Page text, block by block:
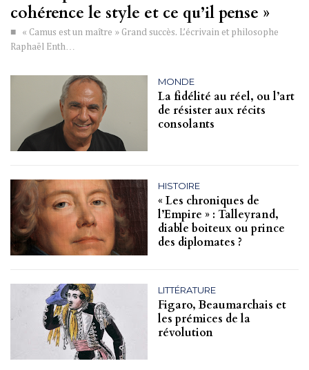
cohérence le style et ce qu’il pense »
■ « Camus est un maître » Grand succès. L’écrivain et philosophe
Raphaël Enth…
MONDE
La fidélité au réel, ou l’art
de résister aux récits
consolants
HISTOIRE
« Les chroniques de
l’Empire » : Talleyrand,
diable boiteux ou prince
des diplomates ?
LITTÉRATURE
Figaro, Beaumarchais et
les prémices de la
révolution